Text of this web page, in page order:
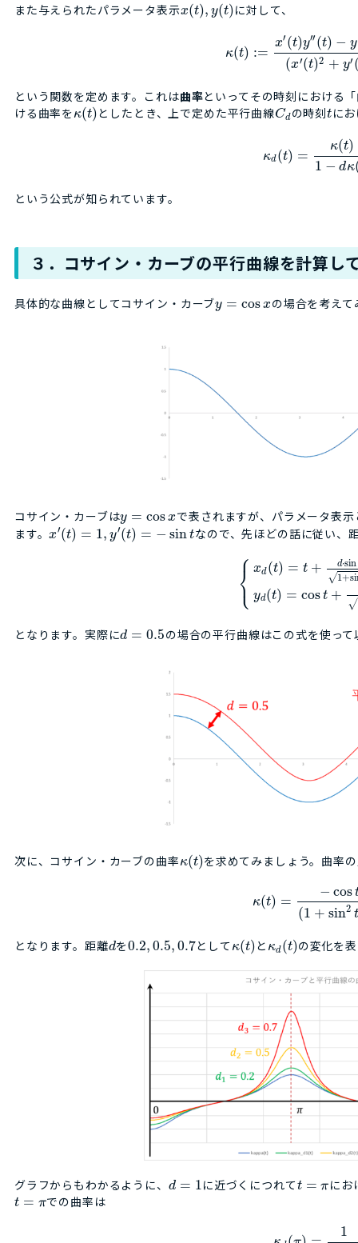
また与えられたパラメータ表示x(t), y(t)に対して、
κ(t) :=
x′ (t)y′′(t) − y
(x′(t)2 + y′
という関数を定めます。これは曲率といってその時刻における
ける曲率をκ(t)としたとき、上で定めた平行曲線Cd の時刻tに
κd (t) =
κ(t)
1 − dκ
という公式が知られています。
３．コサイン・カーブの平行曲線を計算し
具体的な曲線としてコサイン・カーブy = cosxの場合を考え
コサイン・カーブはy = cosxで表されますが、パラメータ表
ます。x′(t) = 1, y′(t) = − sintなので、先ほどの話に従い、
⎧
⎩
⎨ xd (t) = t + d⋅sin
1+
√
yd(t) = cost +
√
となります。実際にd = 0.5の場合の平行曲線はこの式を使っ
次に、コサイン・カーブの曲率κ(t)を求めてみましょう。曲率
κ(t) =
− cos
(1 + sin2
となります。距離dを0.2,0.5,0.7として κ(t)と κd (t)の変化を
グラフからもわかるように、 d = 1に近づくにつれてt = πにお
t = πでの曲率は
1